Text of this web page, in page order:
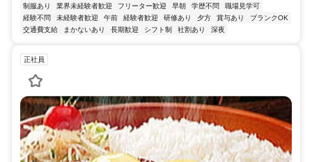
制服あり 業界未経験者歓迎 フリーター歓迎 早朝 学歴不問
職場見学可
経験不問
未経験者歓迎 午前 経験者歓迎 研修あり 夕方 賞与あり
ブランクOK
交通費支給
まかないあり 長期歓迎 シフト制 社割あり 深夜
正社員